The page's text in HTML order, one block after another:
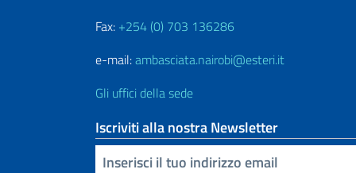
Fax: +254 (0) 703 136286
e-mail:ambasciata.nairobi@esteri.it
Gli uffici della sede
Iscriviti alla nostra Newsletter
Inserisci la tua email